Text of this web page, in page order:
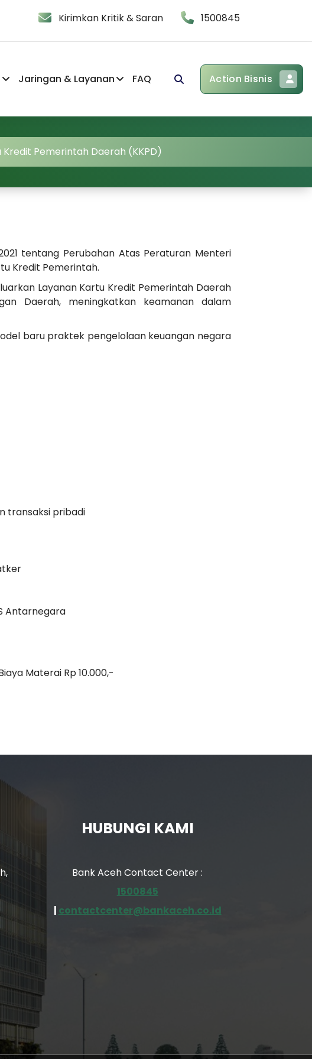
Kirimkan Kritik & Saran 1500845
Jaringan & Layanan FAQ Action Bisnis
Kredit Pemerintah Daerah (KKPD)
tentang Perubahan Atas Peraturan Menteri
Kredit Pemerintah.
Layanan Kartu Kredit Pemerintah Daerah
Daerah, meningkatkan keamanan dalam
baru praktek pengelolaan keuangan negara
transaksi pribadi
Antarnegara
Materai Rp 10.000,-
HUBUNGI KAMI
Bank Aceh Contact Center :
1500845
| contactcenter@bankaceh.co.id